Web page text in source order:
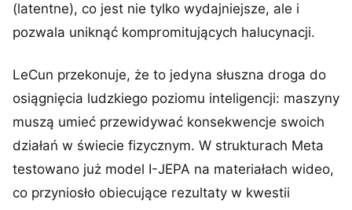
(latentne), co jest nie tylko wydajniejsze, ale i
pozwala uniknąć kompromitujących halucynacji.
LeCun przekonuje, że to jedyna słuszna droga do
osiągnięcia ludzkiego poziomu inteligencji: maszyny
muszą umieć przewidywać konsekwencje swoich
działań w świecie fizycznym. W strukturach Meta
testowano już model I-JEPA na materiałach wideo,
co przyniosło obiecujące rezultaty w kwestii